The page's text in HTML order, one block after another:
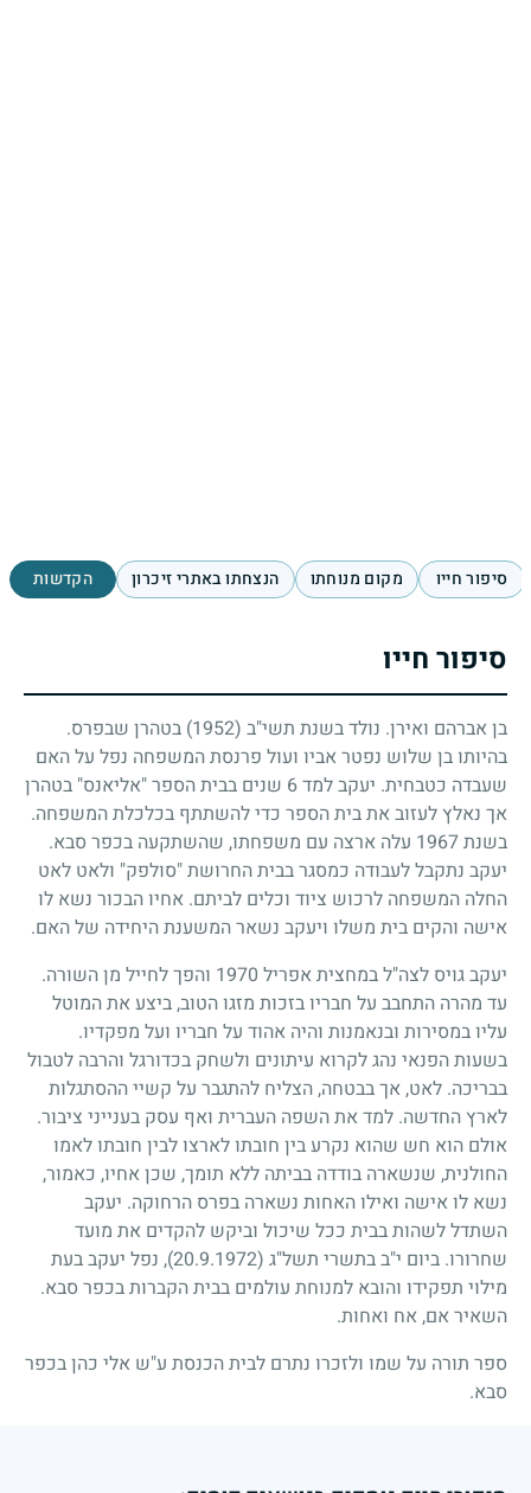
סיפור חייו מקום מנוחתו הנצחתו באתרי זיכרון הקדשות
סיפור חייו
בן אברהם ואירן. נולד בשנת תשי"ב (1952)
בטהרן שבפרס.
בהיותו בן שלוש נפטר אביו ועול פרנסת המשפחה נפל על האם
שעבדה כטבחית. יעקב למד6 שנים בבית הספר "אליאנס" בטהרן
אך נאלץ לעזוב את בית הספר כדי להשתתף בכלכלת המשפחה.
בשנת1967 עלה ארצה עם משפחתו, שהשתקעה בכפר סבא.
יעקב נתקבל לעבודה כמסגר בבית החרושת "סולפק" ולאט לאט
החלה המשפחה לרכוש ציוד וכלים לביתם. אחיו הבכור נשא לו
אישה והקים בית משלו ויעקב נשאר המשענת היחידה של האם.
יעקב גויס לצה"ל במחצית אפריל 1970 והפך לחייל מן השורה.
עד מהרה התחבב על חבריו בזכות מזגו הטוב, ביצע את המוטל
עליו במסירות ובנאמנות והיה אהוד על חבריו ועל מפקדיו.
בשעות הפנאי נהג לקרוא עיתונים ולשחק בכדורגל והרבה לטבול
בבריכה. לאט, אך בבטחה, הצליח להתגבר על קשיי ההסתגלות
לארץ החדשה. למד את השפה העברית ואף עסק בענייני ציבור.
אולם הוא חש שהוא נקרע בין חובתו לארצו לבין חובתו לאמו
החולנית, שנשארה בודדה בביתה ללא תומך, שכן אחיו, כאמור,
נשא לו אישה ואילו האחות נשארה בפרס הרחוקה. יעקב
השתדל לשהות בבית ככל שיכול וביקש להקדים את מועד
שחרורו. ביום י"ב בתשרי תשל"ג (20.9.1972)
, נפל יעקב בעת
מילוי תפקידו והובא למנוחת עולמים בבית הקברות בכפר סבא.
השאיר אם, אח ואחות.
ספר תורה על שמו ולזכרו נתרם לבית הכנסת ע"ש אלי כהן בכפר
סבא.